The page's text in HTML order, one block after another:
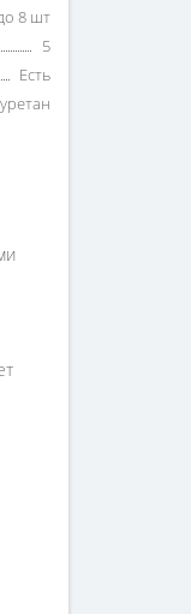
8 шт
5
Есть